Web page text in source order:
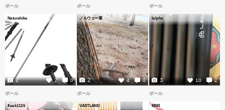
ポール
Naturehike
2 0
2
ポール
ノルウェー軍
4 0
2
ポール
lalpha
10 2
3
ポール
fleek1126
ポール
VASTLAND
ポール
MSR